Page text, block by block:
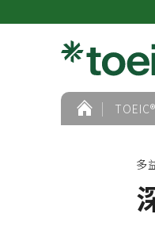
首
頁
多